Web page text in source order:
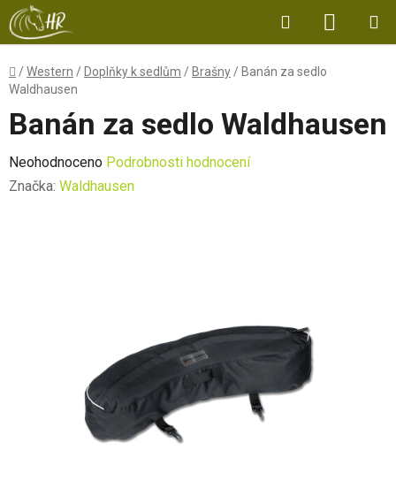
Přejít
na
obsah
Hledat
KOŠÍK
Domů
/Western / Doplňky k sedlům / Brašny / Banán za sedlo
Waldhausen
Banán za sedlo Waldhausen
Průměrné
hodnocení
Neohodnoceno Podrobnosti hodnocení
Značka: Waldhausen